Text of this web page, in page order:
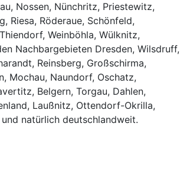
Nossen, Nünchritz, Priestewitz,
Riesa, Röderaue, Schönfeld,
Weinböhla, Wülknitz,
Nachbargebieten Dresden, Wilsdruff,
Reinsberg, Großschirma,
Mochau, Naundorf, Oschatz,
Belgern, Torgau, Dahlen,
Laußnitz, Ottendorf-Okrilla,
natürlich deutschlandweit.